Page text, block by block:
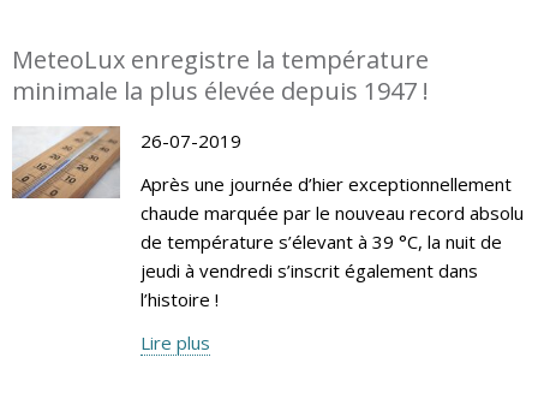
MeteoLux enregistre la température
minimale la plus élevée depuis 1947 !
26-07-2019
Après une journée d’hier exceptionnellement
chaude marquée par le nouveau record absolu
de température s’élevant à 39 °C, la nuit de
jeudi à vendredi s’inscrit également dans
l’histoire !
Lire plus